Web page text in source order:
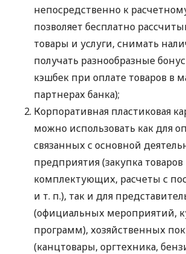
непосредственно к
позволяет бесплатно
товары и услуги, снимать
получать разнообразные
кэшбек при оплате товаров в
партнерах банка);
Корпоративная пластиковая
можно использовать как для
связанных с основной
предприятия (закупка
комплектующих, расчеты с
и т. п.), так и для
(официальных мероприятий,
программ), хозяйственных
(канцтовары, оргтехника,